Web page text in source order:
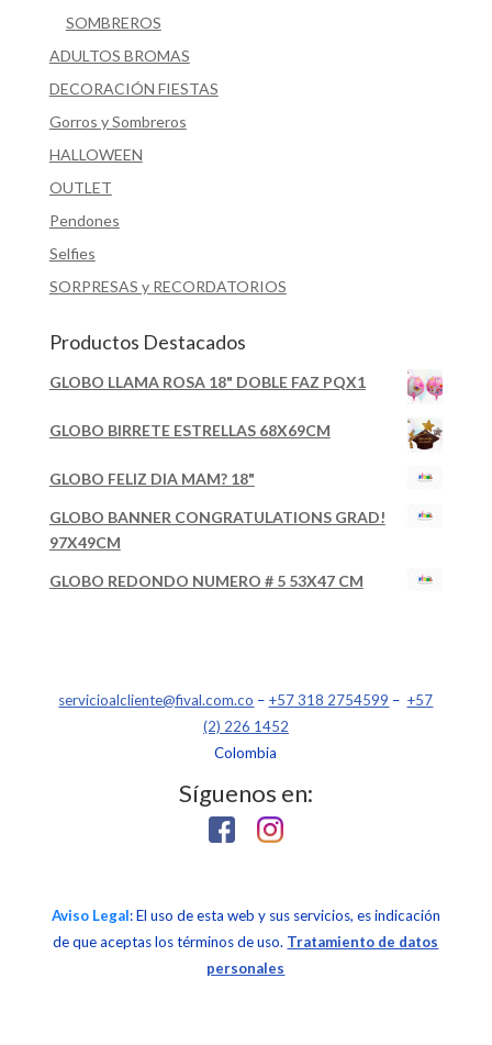
SOMBREROS
ADULTOS BROMAS
DECORACIÓN FIESTAS
Gorros y Sombreros
HALLOWEEN
OUTLET
Pendones
Selfies
SORPRESAS y RECORDATORIOS
Productos Destacados
GLOBO LLAMA ROSA 18" DOBLE FAZ PQX1
GLOBO BIRRETE ESTRELLAS 68X69CM
GLOBO FELIZ DIA MAM? 18"
GLOBO BANNER CONGRATULATIONS GRAD!
97X49CM
GLOBO REDONDO NUMERO # 5 53X47 CM
servicioalcliente@fival.com.co – +57 318 2754599 – +57
(2) 226 1452
Colombia
Síguenos en:
Aviso Legal: El uso de esta web y sus servicios, es indicación
de que aceptas los términos de uso. Tratamiento de datos
personales